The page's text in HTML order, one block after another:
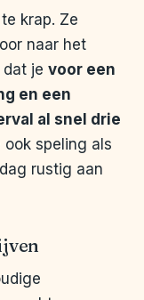
krap. Ze
naar het
dat je voor een
en een
al snel drie
ook speling als
rustig aan